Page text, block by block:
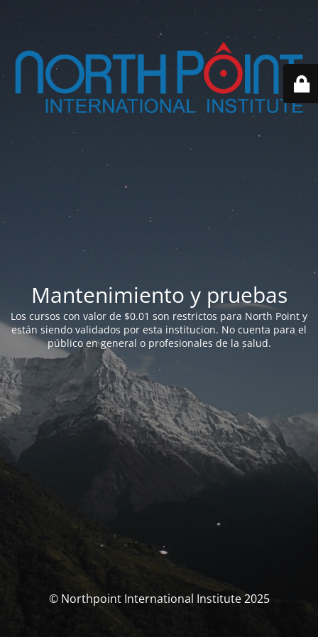
Mantenimiento y pruebas
Los cursos con valor de $0.01 son restrictos para North Point y
están siendo validados por esta institucion. No cuenta para el
público en general o profesionales de la salud.
© Northpoint International Institute 2025